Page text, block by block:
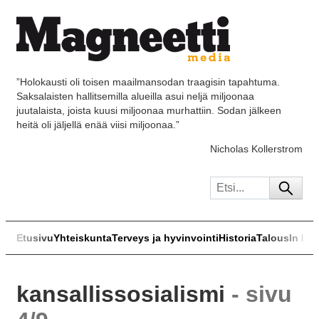
”Holokausti oli toisen maailmansodan traagisin tapahtuma.
Saksalaisten hallitsemilla alueilla asui neljä miljoonaa
juutalaista, joista kuusi miljoonaa murhattiin. Sodan jälkeen
heitä oli jäljellä enää viisi miljoonaa.”
Nicholas Kollerstrom
EtusivuYhteiskuntaTerveys ja hyvinvointiHistoriaTalousIn
kansallissosialismi - sivu